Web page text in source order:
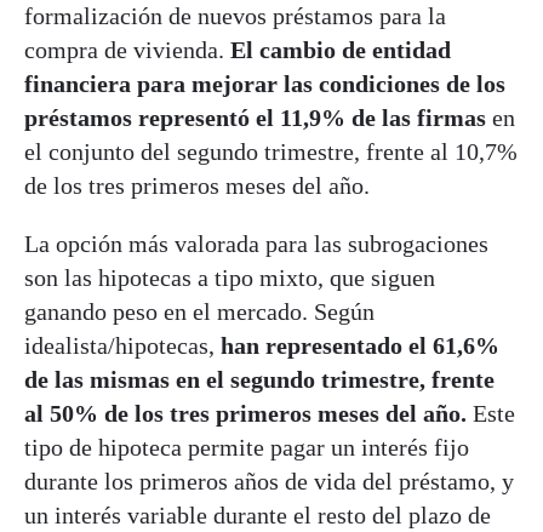
formalización de nuevos préstamos para la
compra de vivienda. El cambio de entidad
financiera para mejorar las condiciones de los
préstamos representó el 11,9% de las firmas en
el conjunto del segundo trimestre, frente al 10,7%
de los tres primeros meses del año.
La opción más valorada para las subrogaciones
son las hipotecas a tipo mixto, que siguen
ganando peso en el mercado. Según
idealista/hipotecas, han representado el 61,6%
de las mismas en el segundo trimestre, frente
al 50% de los tres primeros meses del año. Este
tipo de hipoteca permite pagar un interés fijo
durante los primeros años de vida del préstamo, y
un interés variable durante el resto del plazo de